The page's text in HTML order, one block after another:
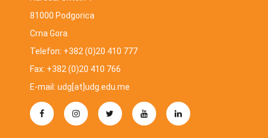
81000 Podgorica
Crna Gora
Telefon: +382 (0)20 410 777
Fax: +382 (0)20 410 766
E-mail: udg[at]udg.edu.me